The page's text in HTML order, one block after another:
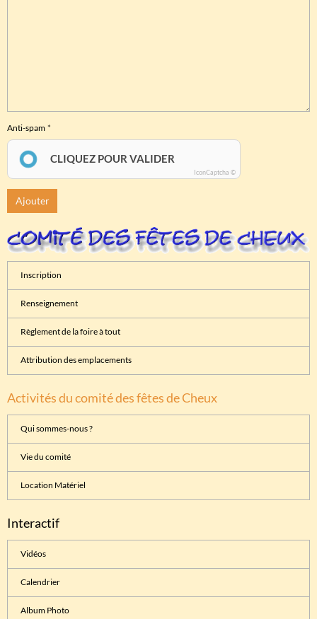
Anti-spam
CLIQUEZ POUR VALIDER
IconCaptcha ©
Ajouter
Inscription
Renseignement
Règlement de la foire à tout
Attribution des emplacements
Activités du comité des fêtes de Cheux
Qui sommes-nous ?
Vie du comité
Location Matériel
Interactif
Vidéos
Calendrier
Album Photo